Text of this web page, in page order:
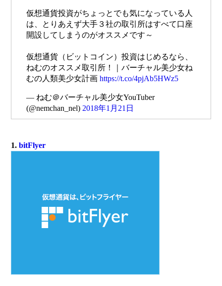
仮想通貨投資がちょっとでも気になっている人
は、とりあえず大手３社の取引所はすべて口座
開設してしまうのがオススメです～
仮想通貨（ビットコイン）投資はじめるなら、
ねむのオススメ取引所！｜バーチャル美少女ね
むの人類美少女計画https://t.co/4pjAb5HWz5
— ねむ＠バーチャル美少女YouTuber
(@nemchan_nel) 2018年1月21日
1.bitFlyer